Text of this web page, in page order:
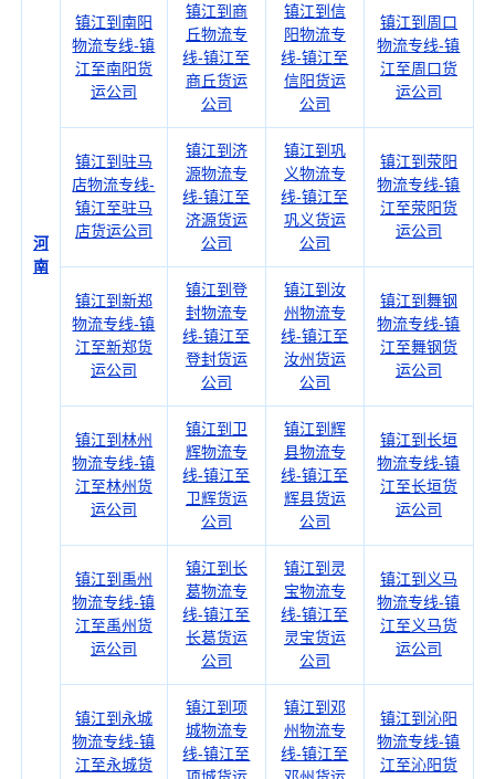
河
南
镇江到南阳
物流专线-镇
江至南阳货
运公司
镇江到商
丘物流专
线-镇江至
商丘货运
公司
镇江到信
阳物流专
线-镇江至
信阳货运
公司
镇江到周口
物流专线-镇
江至周口货
运公司
镇江到驻马
店物流专线-
镇江至驻马
店货运公司
镇江到济
源物流专
线-镇江至
济源货运
公司
镇江到巩
义物流专
线-镇江至
巩义货运
公司
镇江到荥阳
物流专线-镇
江至荥阳货
运公司
镇江到新郑
物流专线-镇
江至新郑货
运公司
镇江到登
封物流专
线-镇江至
登封货运
公司
镇江到汝
州物流专
线-镇江至
汝州货运
公司
镇江到舞钢
物流专线-镇
江至舞钢货
运公司
镇江到林州
物流专线-镇
江至林州货
运公司
镇江到卫
辉物流专
线-镇江至
卫辉货运
公司
镇江到辉
县物流专
线-镇江至
辉县货运
公司
镇江到长垣
物流专线-镇
江至长垣货
运公司
镇江到禹州
物流专线-镇
江至禹州货
运公司
镇江到长
葛物流专
线-镇江至
长葛货运
公司
镇江到灵
宝物流专
线-镇江至
灵宝货运
公司
镇江到义马
物流专线-镇
江至义马货
运公司
镇江到永城
物流专线-镇
江至永城货
镇江到项
城物流专
线-镇江至
镇江到邓
州物流专
线-镇江至
镇江到沁阳
物流专线-镇
江至沁阳货